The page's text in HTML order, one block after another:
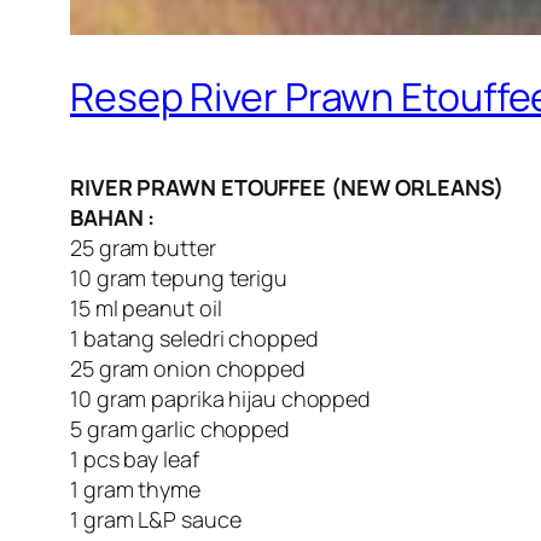
Resep River Prawn
RIVER PRAWN ETOUFFEE (NEW ORLEANS)
BAHAN :
25 gram butter
10 gram tepung terigu
15 ml peanut oil
1 batang seledri chopped
25 gram onion chopped
10 gram paprika hijau chopped
5 gram garlic chopped
1 pcs bay leaf
1 gram thyme
1 gram L&P sauce